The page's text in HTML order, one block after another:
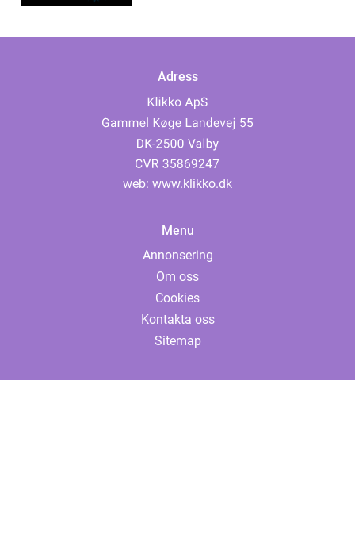
Adress
web: www.klikko.dk
Menu
Annonsering
Om oss
Cookies
Kontakta oss
Sitemap